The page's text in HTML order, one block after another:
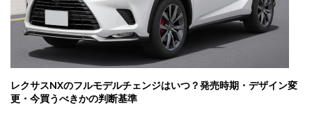
レクサスNXのフルモデルチェンジはいつ？発売時期・デザイン変
更・今買うべきかの判断基準